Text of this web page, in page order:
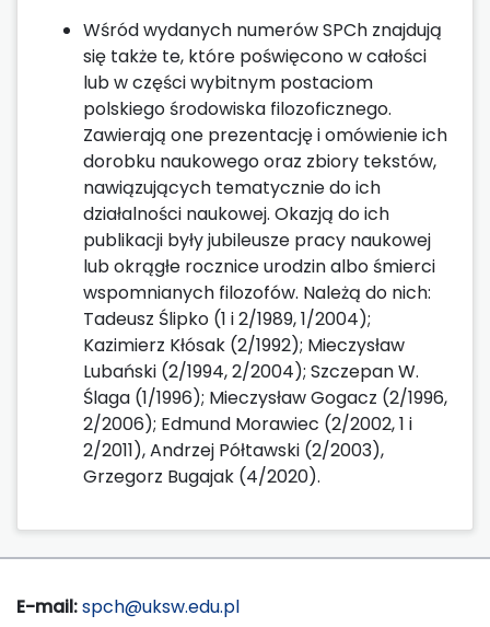
Wśród wydanych numerów SPCh znajdują
się także te, które poświęcono w całości
lub w części wybitnym postaciom
polskiego środowiska filozoficznego.
Zawierają one prezentację i omówienie ich
dorobku naukowego oraz zbiory tekstów,
nawiązujących tematycznie do ich
działalności naukowej. Okazją do ich
publikacji były jubileusze pracy naukowej
lub okrągłe rocznice urodzin albo śmierci
wspomnianych filozofów. Należą do nich:
Tadeusz Ślipko (1 i 2/1989, 1/2004);
Kazimierz Kłósak (2/1992); Mieczysław
Lubański (2/1994, 2/2004); Szczepan W.
Ślaga (1/1996); Mieczysław Gogacz (2/1996,
2/2006); Edmund Morawiec (2/2002, 1 i
2/2011), Andrzej Półtawski (2/2003),
Grzegorz Bugajak (4/2020).
E-mail:spch@uksw.edu.pl